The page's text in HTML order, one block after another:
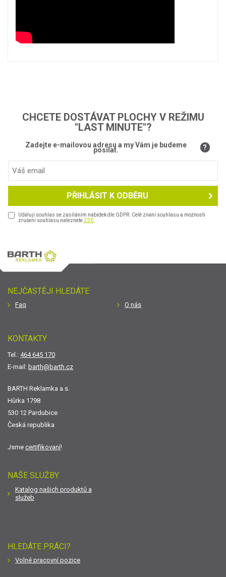
CHCETE DOSTÁVAT PLOCHY V REŽIMU
"LAST MINUTE"?
Zadejte e-mailovou adresu a my Vám je budeme
posílat. ?
Uděluji souhlas se zasíláním nabídek dle GDPR. Celé znění souhlasu a možnosti
zrušení souhlasu naleznete ZDE
PŘIHLÁSIT K ODBĚRU
NEJČASTĚJI HLEDÁTE
Faq O nás
KONTAKTY
Tel.: 464 645 170
E-mail: barth@barth.cz
BARTH Reklamka a.s.
Hůrka 1798
530 12 Pardubice
Česká republika
Jsme certifikovaní!
NAŠE SLUŽBY
Katalog našich produktů a
služeb
HLEDÁTE PRÁCI?
Volné pracovní pozice